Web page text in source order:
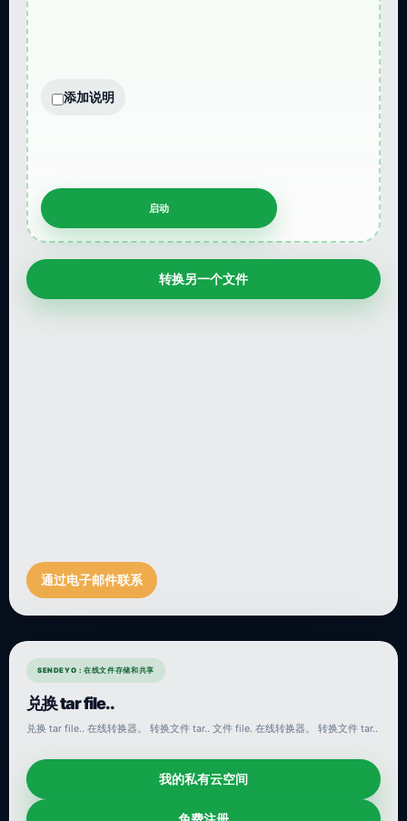
添加说明
转换另一个文件
通过电子邮件联系
SENDEYO : 在线文件存储和共享
兑换 tar file..
兑换 tar file.. 在线转换器。 转换文件 tar.. 文件 file. 在线转换器。 转换文件 tar..
我的私有云空间